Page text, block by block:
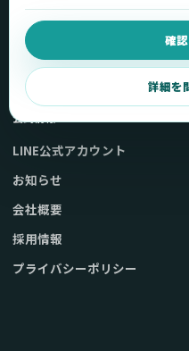
確
詳細を
用途から製品を選ぶ
取扱店舗・購入先
弊社販売ストアへ
公式情報
LINE公式アカウント
お知らせ
会社概要
採用情報
プライバシーポリシー